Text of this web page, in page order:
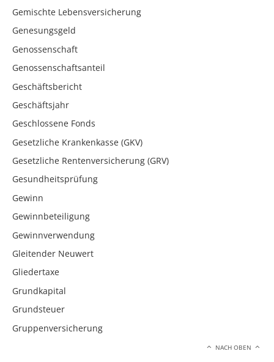
Gemischte Lebensversicherung
Genesungsgeld
Genossenschaft
Genossenschaftsanteil
Geschäftsbericht
Geschäftsjahr
Geschlossene Fonds
Gesetzliche Krankenkasse (GKV)
Gesetzliche Rentenversicherung (GRV)
Gesundheitsprüfung
Gewinn
Gewinnbeteiligung
Gewinnverwendung
Gleitender Neuwert
Gliedertaxe
Grundkapital
Grundsteuer
Gruppenversicherung
NACH OBEN